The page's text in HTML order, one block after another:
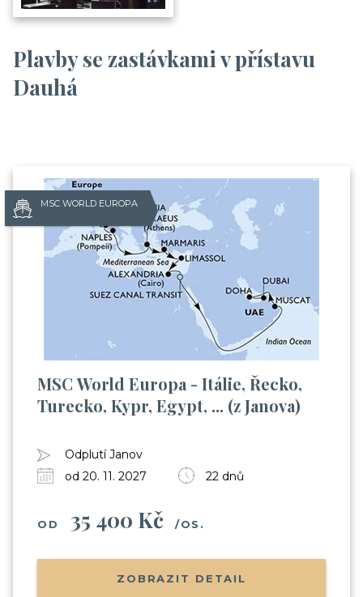
Plavby se zastávkami v přístavu
Dauhá
MSC WORLD EUROPA
MSC World Europa - Itálie, Řecko,
Turecko, Kypr, Egypt, ... (z Janova)
Odplutí Janov
od 20. 11. 2027
22 dnů
OD 35 400 Kč /OS.
ZOBRAZIT DETAIL